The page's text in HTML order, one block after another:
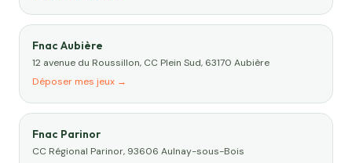
Fnac Aubière
12 avenue du Roussillon, CC Plein Sud, 63170 Aubière
Déposer mes jeux →
Fnac Parinor
CC Régional Parinor, 93606 Aulnay-sous-Bois